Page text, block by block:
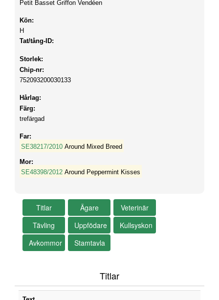
Petit Basset Griffon Vendéen
Kön:
H
Tat/tång-ID:
Storlek:
Chip-nr:
752093200030133
Hårlag:
Färg:
trefärgad
Far:
SE38217/2010 Around Mixed Breed
Mor:
SE48398/2012 Around Peppermint Kisses
Titlar